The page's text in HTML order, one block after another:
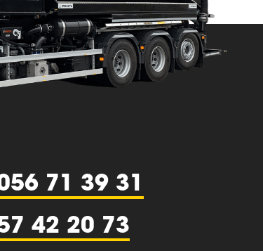
71 39 31
42 20 73